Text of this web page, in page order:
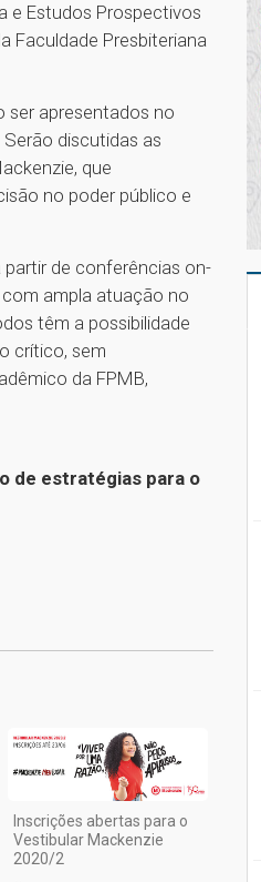
e Estudos Prospectivos
Faculdade Presbiteriana
ser apresentados no
discutidas as
que
no poder público e
de conferências on-
ampla atuação no
têm a possibilidade
crítico, sem
da FPMB,
de estratégias para o
Inscrições abertas para o
Vestibular Mackenzie
2020/2